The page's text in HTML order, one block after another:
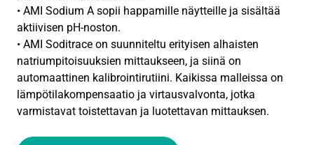
• AMI Sodium A sopii happamille näytteille ja sisältää
aktiivisen pH-noston.
• AMI Soditrace on suunniteltu erityisen alhaisten
natriumpitoisuuksien mittaukseen, ja siinä on
automaattinen kalibrointirutiini. Kaikissa malleissa on
lämpötilakompensaatio ja virtausvalvonta, jotka
varmistavat toistettavan ja luotettavan mittauksen.